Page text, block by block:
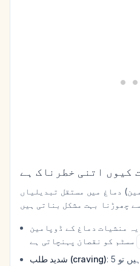
کیوں اتنی خطرناک ہے
دماغ میں مستقل تبدیلیاں
یہ منشیات دماغ کے ڈوپامین
شدید طلب (craving): جب آپ استعمال بند کرتے ہیں تو 5